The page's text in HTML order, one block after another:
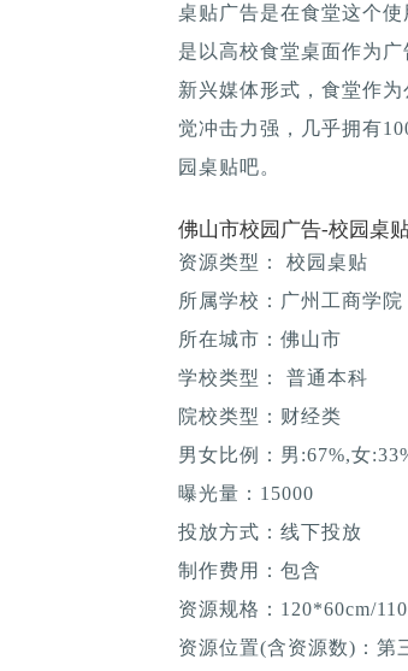
桌贴广告是在食堂这个
是以高校食堂桌面作为
新兴媒体形式，食堂作
觉冲击力强，几乎拥有
园桌贴吧。
佛山市校园广告-校园桌
资源类型： 校园桌贴
所属学校：广州工商学院
所在城市：佛山市
学校类型： 普通本科
院校类型：财经类
男女比例：男:67%,女
曝光量：15000
投放方式：线下投放
制作费用：包含
资源规格：120*60cm/
资源位置(含资源数)：第